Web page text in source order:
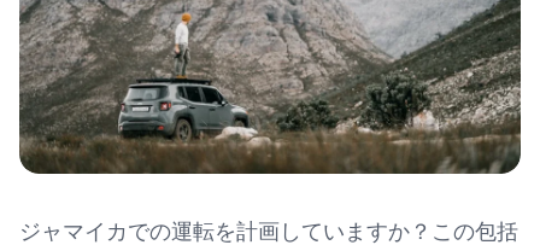
ジャマイカでの運転を計画していますか？この包括